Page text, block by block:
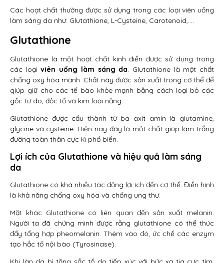
Các hoạt chất thường được sử dụng trong các loại viên uống
làm sáng da như: Glutathione, L-Cysteine, Carotenoid,….
Glutathione
Glutathione là một hoạt chất kinh điển được sử dụng trong
các loạiviên uống làm sáng da. Glutathione là một chất
chống oxy hóa mạnh. Chất này được sản xuất trong cơ thể để
giúp giữ cho các tế bào khỏe mạnh bằng cách loại bỏ các
gốc tự do, độc tố và kim loại nặng.
Glutathione được cấu thành từ ba axit amin là glutamine,
glycine và cysteine. Hiện nay đây là một chất giúp làm trắng
đường toàn thân cực kì phổ biến.
Lợi ích của Glutathione và hiệu quả làm sáng
da
Glutathione có khá nhiều tác động lợi ích đến cơ thể. Điển hình
là khả năng chống oxy hóa và chống ung thư.
Mặt khác Glutathione có liên quan đến sản xuất melanin.
Người ta đã chứng minh được rằng glutathione có thể thúc
đẩy tổng hợp pheomelanin. Thêm vào đó, ức chế các enzym
tạo hắc tố nội bào (Tyrosinase).